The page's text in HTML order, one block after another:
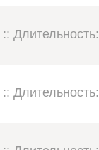
::
::